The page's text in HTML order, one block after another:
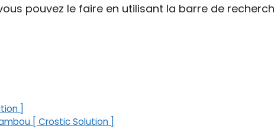
pouvez le faire en utilisant la barre de
]
[ Crostic Solution ]